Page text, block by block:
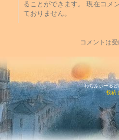
ることができます。 現在コメ
ておりません。
コメントは
わちふぃーる
投稿